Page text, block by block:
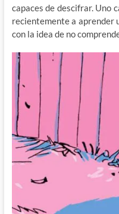
capaces de descifrar. Uno
recientemente a aprender
con la idea de no